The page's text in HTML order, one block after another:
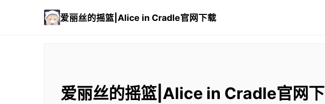
爱丽丝的摇篮|Alice in Cradle官网下载
爱丽丝的摇篮|Alice in Cradle官网下